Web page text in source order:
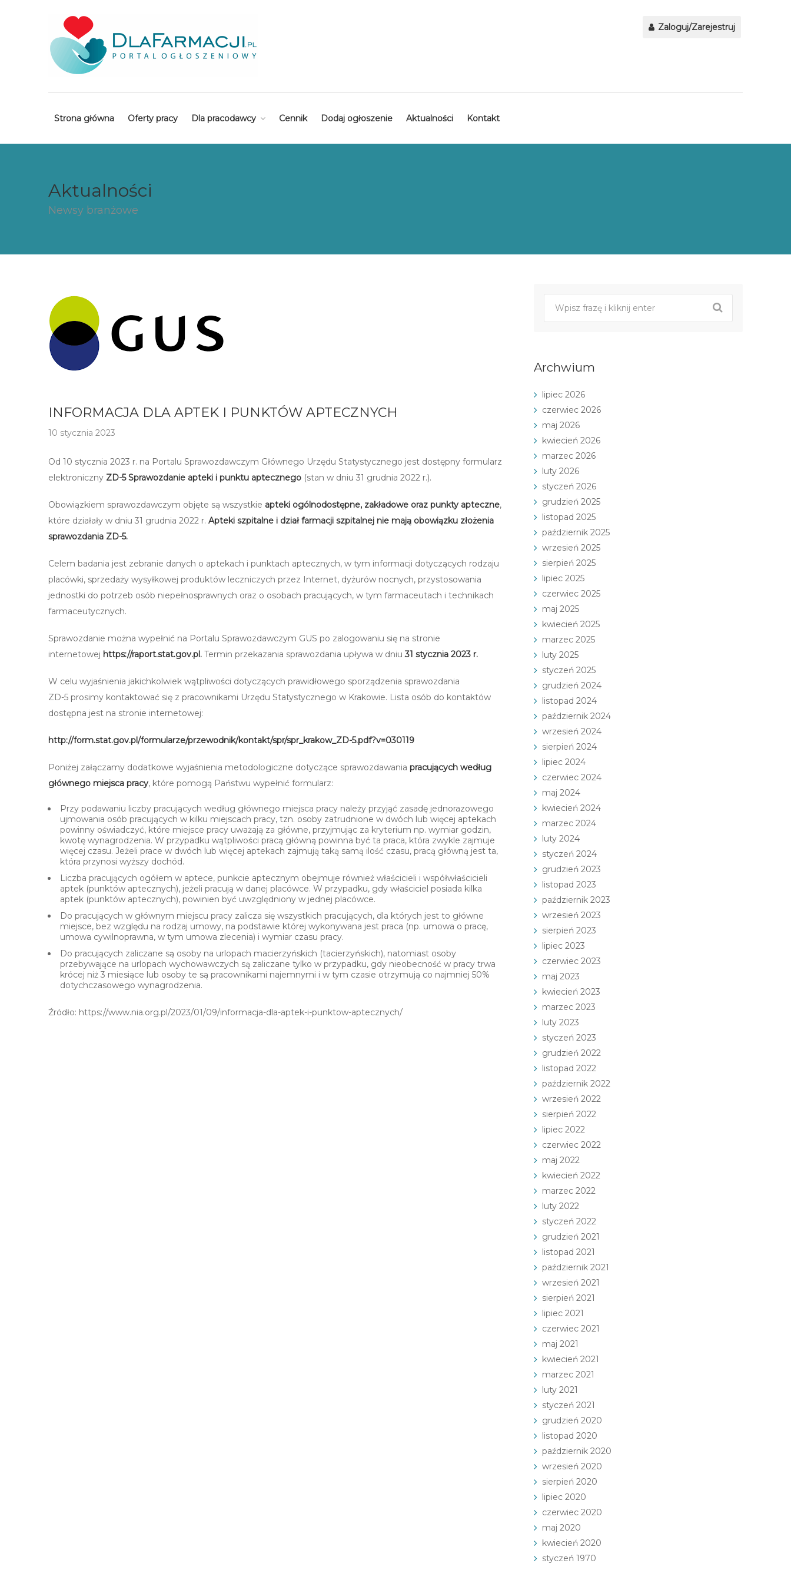
Strona główna Oferty pracy Dla pracodawcy Cennik Dodaj ogłoszenie Aktualności Kontakt
Zaloguj/Zarejestruj
Aktualności
Newsy branżowe
INFORMACJA DLA APTEK I PUNKTÓW APTECZNYCH
10 stycznia 2023
Od 10 stycznia 2023 r. na Portalu Sprawozdawczym Głównego Urzędu Statystycznego jest dostępny formularz
elektroniczny ZD-5 Sprawozdanie apteki i punktu aptecznego (stan w dniu 31 grudnia 2022 r.).
Obowiązkiem sprawozdawczym objęte są wszystkie apteki ogólnodostępne, zakładowe oraz punkty apteczne,
które działały w dniu 31 grudnia 2022 r. Apteki szpitalne i dział farmacji szpitalnej nie mają obowiązku złożenia
sprawozdania ZD-5.
Celem badania jest zebranie danych o aptekach i punktach aptecznych, w tym informacji dotyczących rodzaju
placówki, sprzedaży wysyłkowej produktów leczniczych przez Internet, dyżurów nocnych, przystosowania
jednostki do potrzeb osób niepełnosprawnych oraz o osobach pracujących, w tym farmaceutach i technikach
farmaceutycznych.
Sprawozdanie można wypełnić na Portalu Sprawozdawczym GUS po zalogowaniu się na stronie
internetowej https://raport.stat.gov.pl. Termin przekazania sprawozdania upływa w dniu31 stycznia 2023 r.
W celu wyjaśnienia jakichkolwiek wątpliwości dotyczących prawidłowego sporządzenia sprawozdania
ZD-5 prosimy kontaktować się z pracownikami Urzędu Statystycznego w Krakowie. Lista osób do kontaktów
dostępna jest na stronie internetowej:
http://form.stat.gov.pl/formularze/przewodnik/kontakt/spr/spr_krakow_ZD-5.pdf?v=030119
Poniżej załączamy dodatkowe wyjaśnienia metodologiczne dotyczące sprawozdawania pracujących według
głównego miejsca pracy, które pomogą Państwu wypełnić formularz:
Przy podawaniu liczby pracujących według głównego miejsca pracy należy przyjąć zasadę jednorazowego
ujmowania osób pracujących w kilku miejscach pracy, tzn. osoby zatrudnione w dwóch lub więcej aptekach
powinny oświadczyć, które miejsce pracy uważają za główne, przyjmując za kryterium np. wymiar godzin,
kwotę wynagrodzenia. W przypadku wątpliwości pracą główną powinna być ta praca, która zwykle zajmuje
więcej czasu. Jeżeli prace w dwóch lub więcej aptekach zajmują taką samą ilość czasu, pracą główną jest ta,
która przynosi wyższy dochód.
Liczba pracujących ogółem w aptece, punkcie aptecznym obejmuje również właścicieli i współwłaścicieli
aptek (punktów aptecznych), jeżeli pracują w danej placówce. W przypadku, gdy właściciel posiada kilka
aptek (punktów aptecznych), powinien być uwzględniony w jednej placówce.
Do pracujących w głównym miejscu pracy zalicza się wszystkich pracujących, dla których jest to główne
miejsce, bez względu na rodzaj umowy, na podstawie której wykonywana jest praca (np. umowa o pracę,
umowa cywilnoprawna, w tym umowa zlecenia) i wymiar czasu pracy.
Do pracujących zaliczane są osoby na urlopach macierzyńskich (tacierzyńskich), natomiast osoby
przebywające na urlopach wychowawczych są zaliczane tylko w przypadku, gdy nieobecność w pracy trwa
krócej niż 3 miesiące lub osoby te są pracownikami najemnymi i w tym czasie otrzymują co najmniej 50%
dotychczasowego wynagrodzenia.
Źródło: https://www.nia.org.pl/2023/01/09/informacja-dla-aptek-i-punktow-aptecznych/
Archwium
lipiec 2026
czerwiec 2026
maj 2026
kwiecień 2026
marzec 2026
luty 2026
styczeń 2026
grudzień 2025
listopad 2025
październik 2025
wrzesień 2025
sierpień 2025
lipiec 2025
czerwiec 2025
maj 2025
kwiecień 2025
marzec 2025
luty 2025
styczeń 2025
grudzień 2024
listopad 2024
październik 2024
wrzesień 2024
sierpień 2024
lipiec 2024
czerwiec 2024
maj 2024
kwiecień 2024
marzec 2024
luty 2024
styczeń 2024
grudzień 2023
listopad 2023
październik 2023
wrzesień 2023
sierpień 2023
lipiec 2023
czerwiec 2023
maj 2023
kwiecień 2023
marzec 2023
luty 2023
styczeń 2023
grudzień 2022
listopad 2022
październik 2022
wrzesień 2022
sierpień 2022
lipiec 2022
czerwiec 2022
maj 2022
kwiecień 2022
marzec 2022
luty 2022
styczeń 2022
grudzień 2021
listopad 2021
październik 2021
wrzesień 2021
sierpień 2021
lipiec 2021
czerwiec 2021
maj 2021
kwiecień 2021
marzec 2021
luty 2021
styczeń 2021
grudzień 2020
listopad 2020
październik 2020
wrzesień 2020
sierpień 2020
lipiec 2020
czerwiec 2020
maj 2020
kwiecień 2020
styczeń 1970